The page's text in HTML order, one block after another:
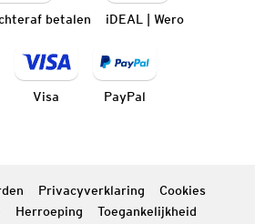
betalen iDEAL | Wero
Visa PayPal
Privacyverklaring
Cookies
Herroeping Toegankelijkheid